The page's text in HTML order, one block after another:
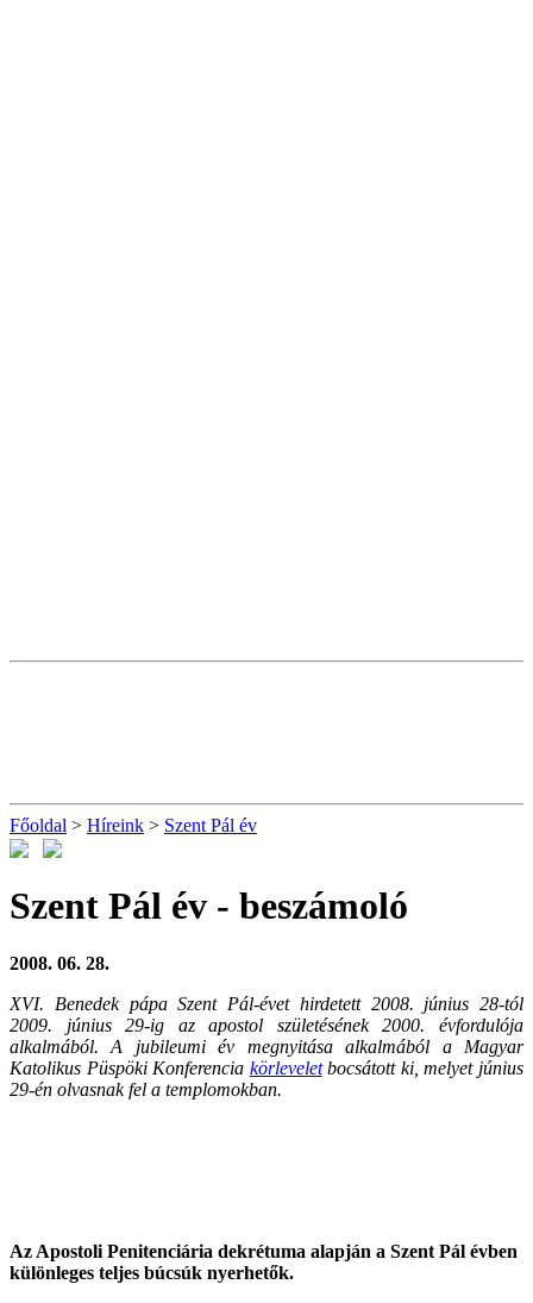
Főoldal > Híreink > Szent Pál év
Szent Pál év - beszámoló
2008. 06. 28.
XVI. Benedek pápa Szent Pál-évet hirdetett 2008. június 28-tól
2009. június 29-ig az apostol születésének 2000. évfordulója
alkalmából. A jubileumi év megnyitása alkalmából a Magyar
Katolikus Püspöki Konferencia körleveletbocsátott ki, melyet június
29-én olvasnak fel a templomokban.
Az Apostoli Penitenciária dekrétuma alapján a Szent Pál évben
különleges teljes búcsúk nyerhetők.